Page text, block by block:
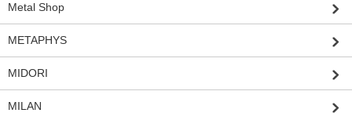
Metal Shop
METAPHYS
MIDORI
MILAN